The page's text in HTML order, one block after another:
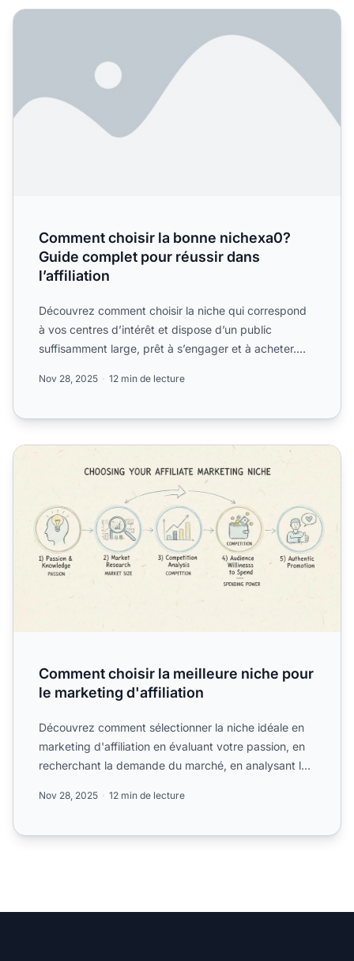
Comment choisir la bonne nichexa0? Guide complet pour
Comment choisir la bonne nichexa0?
Guide complet pour réussir dans
l’affiliation
Découvrez comment choisir la niche qui correspond
à vos centres d’intérêt et dispose d’un public
suffisamment large, prêt à s’engager et à acheter.
Nov 28, 2025 12 min de lecture
Comment choisir la meilleure niche pour le marketing
Comment choisir la meilleure niche pour
le marketing d'affiliation
Découvrez comment sélectionner la niche idéale en
marketing d'affiliation en évaluant votre passion, en
recherchant la demande du marché, en analysant la
Nov 28, 2025 12 min de lecture